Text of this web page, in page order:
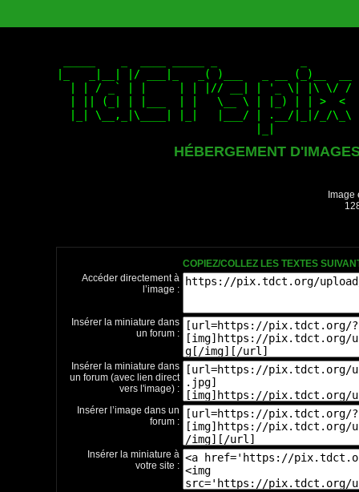
HÉBERGEMENT
COPIEZ/COLLEZ LES TEXTES
Accéder directement à
l’image :
Insérer la miniature dans
un forum :
Insérer la miniature dans
un forum (avec lien direct
vers l'image) :
Insérer l’image dans un
forum :
Insérer la miniature à
votre site :